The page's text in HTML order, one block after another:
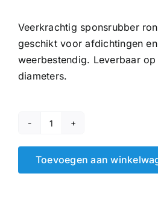
Veerkrachtig sponsrubber
geschikt voor afdichtingen
weerbestendig. Leverbaar
diameters.
Sponsrubber
Snoer
Ø
Toevoegen aan